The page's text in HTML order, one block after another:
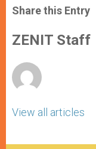
t
s
p
p
s
e
g
e
e
b
o
k
Share this Entry
ZENIT Staff
View all articles